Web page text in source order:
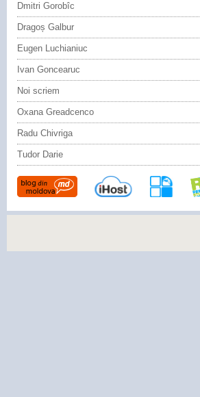
Dmitri Gorobîc
Dragoș Galbur
Eugen Luchianiuc
Ivan Goncearuc
Noi scriem
Oxana Greadcenco
Radu Chivriga
Tudor Darie